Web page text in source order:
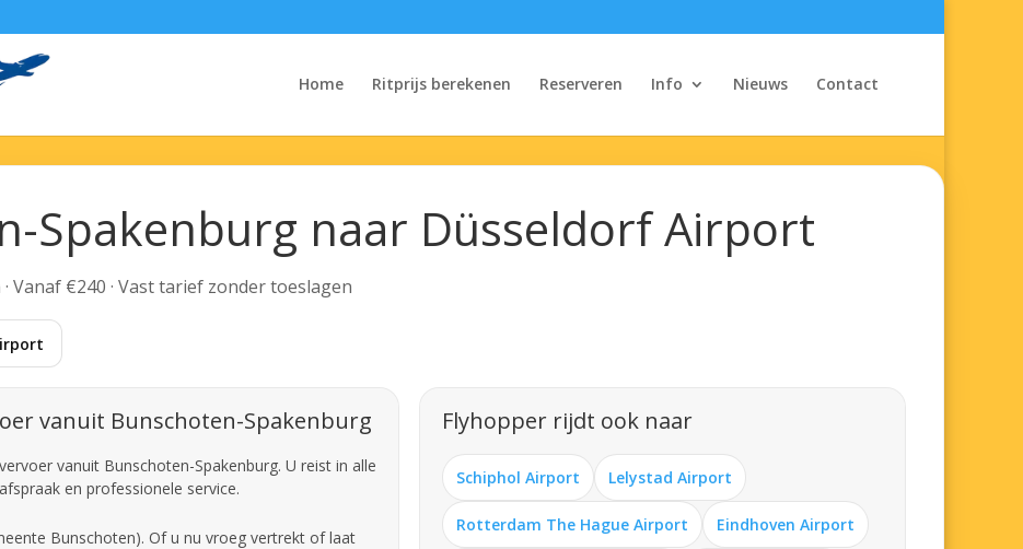
Home Ritprijs berekenen Reserveren Info Nieuws Contact
Spakenburg naar Düsseldorf Airport
Vanaf €240 · Vast tarief zonder toeslagen
vanuit Bunschoten-Spakenburg
vanuit Bunschoten-Spakenburg. U reist in alle
en professionele service.
Bunschoten). Of u nu vroeg vertrekt of laat
Flyhopper rijdt ook naar
Schiphol Airport Lelystad Airport
Rotterdam The Hague Airport Eindhoven Airport